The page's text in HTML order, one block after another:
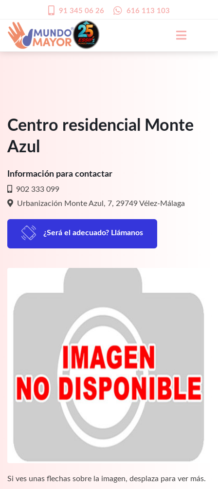
91 345 06 26 616 113 103
Centro residencial Monte
Azul
Información para contactar
902 333 099
Urbanización Monte Azul, 7, 29749 Vélez-Málaga
¿Será el adecuado? Llámanos
Si ves unas flechas sobre la imagen, desplaza para ver más.